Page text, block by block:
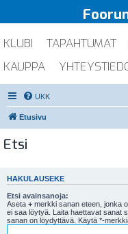
KLUBI TAPAHTUMAT
KAUPPA
UKK
Etusivu
Etsi
HAKULAUSEKE
Etsi avainsanoja:
Aseta + merkki sanan eteen, jonka
ei saa löytyä. Laita haettavat sanat
sanan on löydyttävä. Käytä *-